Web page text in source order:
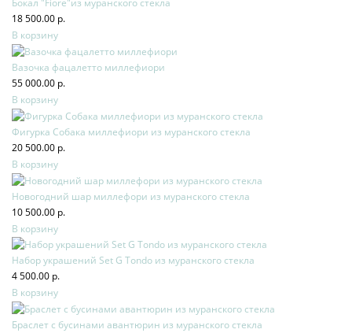
Бокал "Fiore"из муранского стекла
18 500.00 р.
В корзину
Вазочка фацалетто миллефиори
55 000.00 р.
В корзину
Фигурка Собака миллефиори из муранского стекла
20 500.00 р.
В корзину
Новогодний шар миллефори из муранского стекла
10 500.00 р.
В корзину
Набор украшений Set G Tondo из муранского стекла
4 500.00 р.
В корзину
Браслет с бусинами авантюрин из муранского стекла